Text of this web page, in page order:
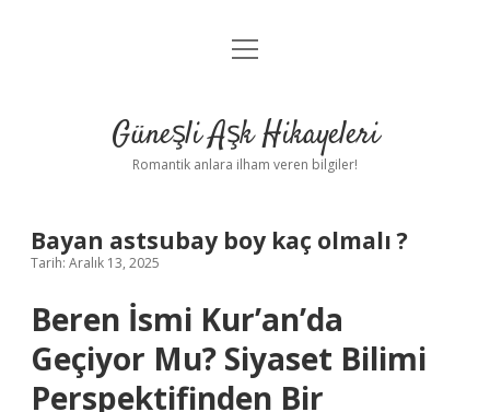
Anasayfa
Yasal Uyarı
menüyü
Güneşli Aşk Hikayeleri
Romantik anlara ilham veren bilgiler!
Bayan astsubay boy kaç olmalı ?
Tarih: Aralık 13, 2025
Beren İsmi Kur’an’da
Geçiyor Mu? Siyaset Bilimi
Perspektifinden Bir